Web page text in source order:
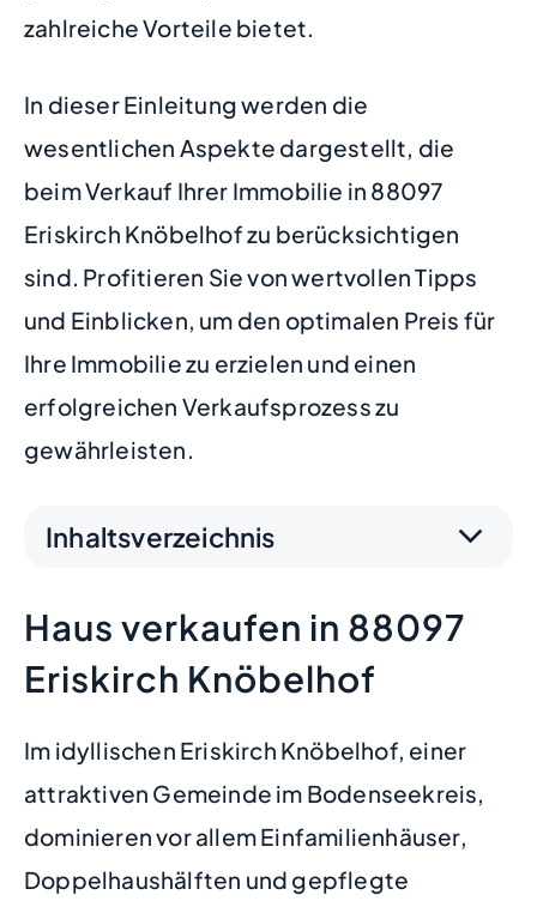
zahlreiche Vorteile bietet.
In dieser Einleitung werden die
wesentlichen Aspekte dargestellt, die
beim Verkauf Ihrer Immobilie in 88097
Eriskirch Knöbelhof zu berücksichtigen
sind. Profitieren Sie von wertvollen Tipps
und Einblicken, um den optimalen Preis für
Ihre Immobilie zu erzielen und einen
erfolgreichen Verkaufsprozess zu
gewährleisten.
Inhaltsverzeichnis
Haus verkaufen in 88097
Eriskirch Knöbelhof
Im idyllischen Eriskirch Knöbelhof, einer
attraktiven Gemeinde im Bodenseekreis,
dominieren vor allem Einfamilienhäuser,
Doppelhaushälften und gepflegte